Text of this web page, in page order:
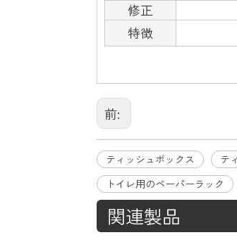
修正
特徴
前:
ティッシュボックス テ
トイレ用のペーパーラック
関連製品